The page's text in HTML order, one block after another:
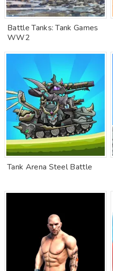
Battle Tanks: Tank Games
WW2
Tank Arena Steel Battle